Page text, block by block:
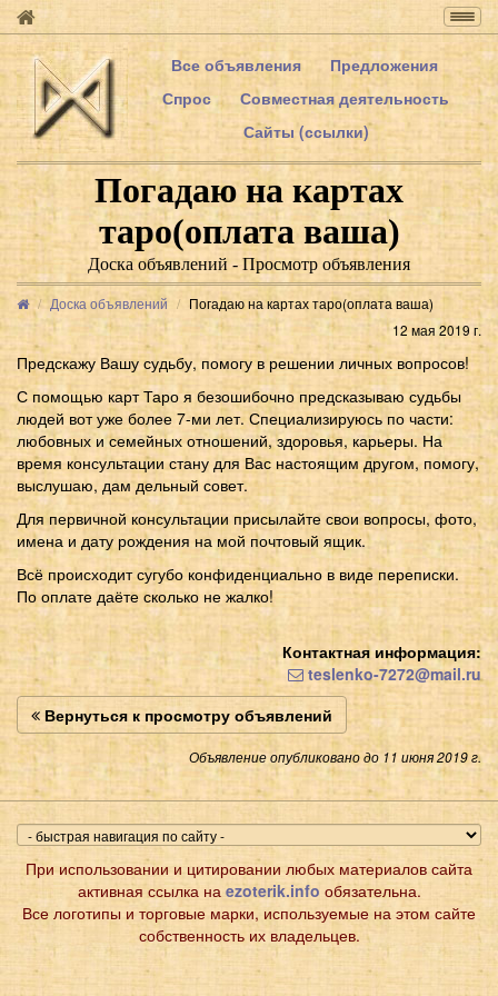
Все объявления
Предложения
Спрос
Совместная деятельность
Сайты (ссылки)
Погадаю на картах
таро(оплата ваша)
Доска объявлений - Просмотр объявления
Доска объявлений
Погадаю на картах таро(оплата ваша)
12 мая 2019 г.
Предскажу Вашу судьбу, помогу в решении личных вопросов!
С помощью карт Таро я безошибочно предсказываю судьбы
людей вот уже более 7-ми лет. Специализируюсь по части:
любовных и семейных отношений, здоровья, карьеры. На
время консультации стану для Вас настоящим другом, помогу,
выслушаю, дам дельный совет.
Для первичной консультации присылайте свои вопросы, фото,
имена и дату рождения на мой почтовый ящик.
Всё происходит сугубо конфиденциально в виде переписки.
По оплате даёте сколько не жалко!
Контактная информация:
teslenko-7272@mail.ru
Вернуться к просмотру объявлений
Объявление опубликовано до 11 июня 2019 г.
При использовании и цитировании любых материалов сайта
активная ссылка на ezoterik.info обязательна.
Все логотипы и торговые марки, используемые на этом сайте
собственность их владельцев.